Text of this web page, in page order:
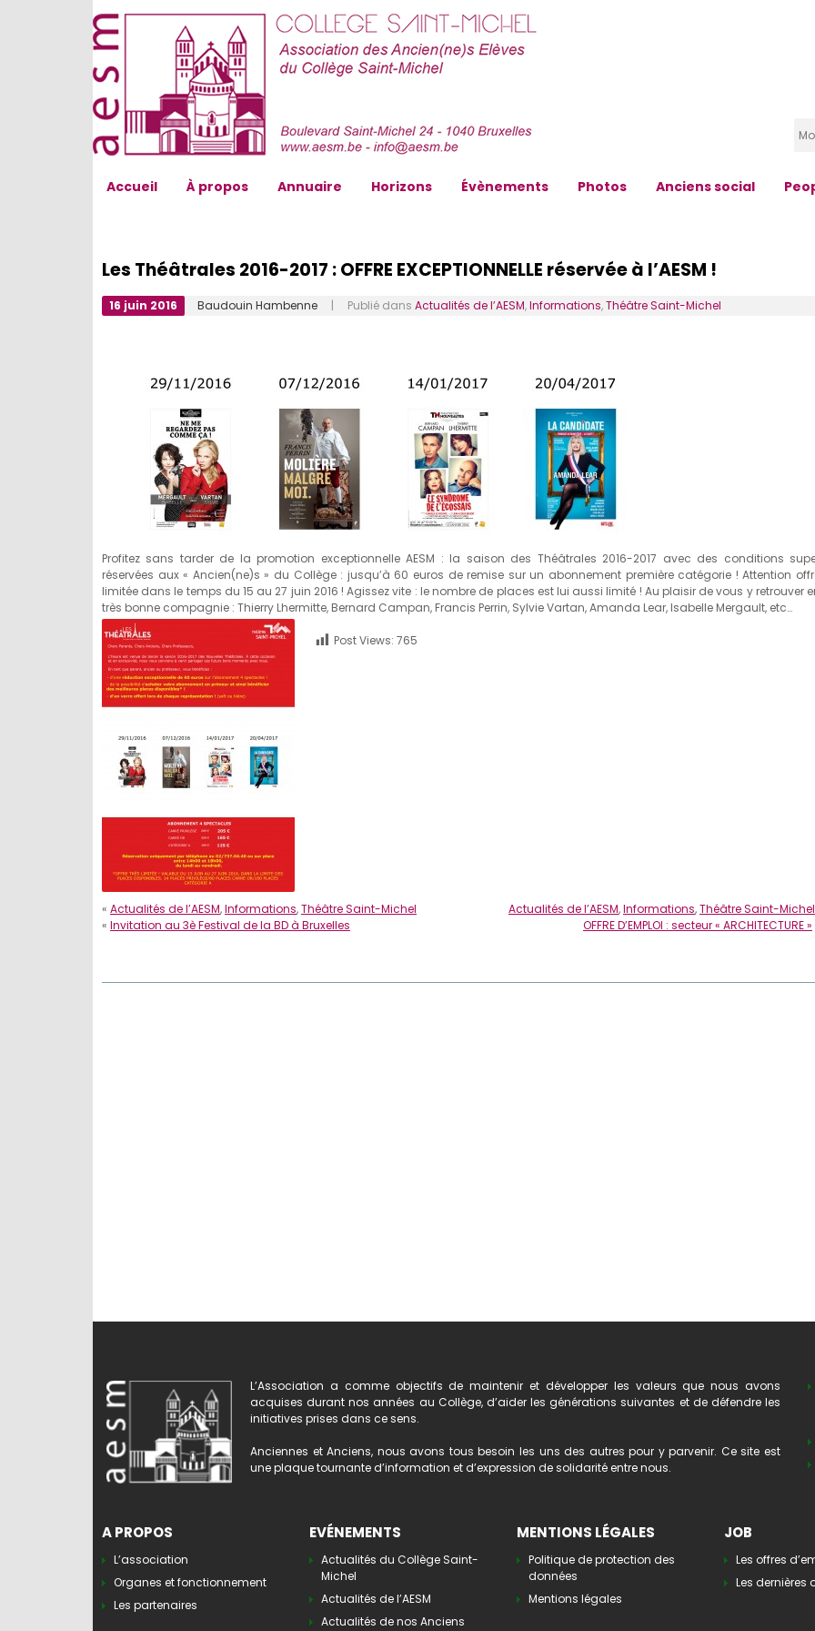
Accueil À propos Annuaire Horizons Évènements Photos Anciens social
Les Théâtrales 2016-2017 : OFFRE EXCEPTIONNELLE réservée à l’AESM !
16 juin 2016 Baudouin Hambenne | Publié dans Actualités de l’AESM,Informations,Théâtre Saint-Michel
Profitez sans tarder de la promotion exceptionnelle AESM : la saison des Théâtrales 2016-2017 avec des conditions
réservées aux « Ancien(ne)s » du Collège : jusqu’à 60 euros de remise sur un abonnement première catégorie ! Attention
limitée dans le temps du 15 au 27 juin 2016 ! Agissez vite : le nombre de places est lui aussi limité ! Au plaisir de vous y retrouver
très bonne compagnie : Thierry Lhermitte, Bernard Campan, Francis Perrin, Sylvie Vartan, Amanda Lear, Isabelle Mergault, etc…
Post Views: 765
« Actualités de l’AESM,Informations,Théâtre Saint-Michel
« Invitation au 3è Festival de la BD à Bruxelles
Actualités de l’AESM,Informations,Théâtre Saint-Michel
OFFRE D’EMPLOI : secteur « ARCHITECTURE »
L’Association a comme objectifs de maintenir et développer les valeurs que nous avons
acquises durant nos années au Collège, d’aider les générations suivantes et de défendre les
initiatives prises dans ce sens.
Anciennes et Anciens, nous avons tous besoin les uns des autres pour y parvenir. Ce site est
une plaque tournante d’information et d’expression de solidarité entre nous.
A PROPOS
L’association
Organes et fonctionnement
Les partenaires
EVÉNEMENTS
Actualités du Collège Saint-
Michel
Actualités de l’AESM
Actualités de nos Anciens
MENTIONS LÉGALES
Politique de protection des
données
Mentions légales
JOB
Les offres
Les dernières